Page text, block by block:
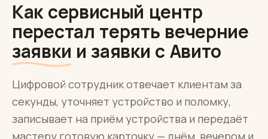
Как сервисный центр
перестал терять вечерние
заявки и заявки с Авито
Цифровой сотрудник отвечает клиентам за
секунды, уточняет устройство и поломку,
записывает на приём устройства и передаёт
мастеру готовую карточку — днём, вечером и